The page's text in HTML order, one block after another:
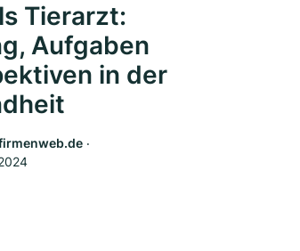
Tierarzt:
Aufgaben
in der
‧